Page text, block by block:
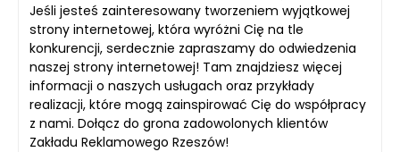
Jeśli jesteś zainteresowany tworzeniem wyjątkowej
strony internetowej, która wyróżni Cię na tle
konkurencji, serdecznie zapraszamy do odwiedzenia
naszej strony internetowej! Tam znajdziesz więcej
informacji o naszych usługach oraz przykłady
realizacji, które mogą zainspirować Cię do współpracy
z nami. Dołącz do grona zadowolonych klientów
Zakładu Reklamowego Rzeszów!